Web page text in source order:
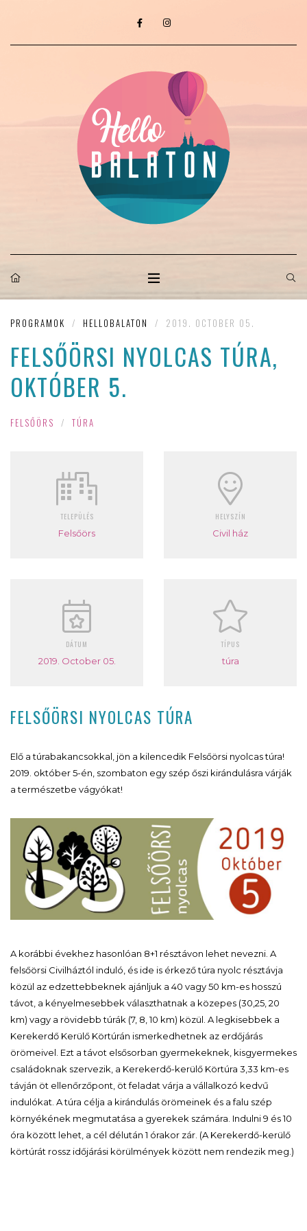
PROGRAMOK / HELLOBALATON / 2019. OCTOBER 05.
FELSŐÖRSI NYOLCAS TÚRA,
OKTÓBER 5.
FELSŐÖRS / TÚRA
TELEPÜLÉS
Felsőörs
HELYSZÍN
Civil ház
DÁTUM
2019. October 05.
TÍPUS
túra
FELSŐÖRSI NYOLCAS TÚRA
Elő a túrabakancsokkal, jön a kilencedik Felsőörsi nyolcas túra!
2019. október 5-én, szombaton egy szép őszi kirándulásra várják
a természetbe vágyókat!
A korábbi évekhez hasonlóan 8+1 résztávon lehet nevezni. A
felsőörsi Civilháztól induló, és ide is érkező túra nyolc résztávja
közül az edzettebbeknek ajánljuk a 40 vagy 50 km-es hosszú
távot, a kényelmesebbek választhatnak a közepes (30,25, 20
km) vagy a rövidebb túrák (7, 8, 10 km) közül. A legkisebbek a
Kerekerdő Kerülő Körtúrán ismerkedhetnek az erdőjárás
örömeivel. Ezt a távot elsősorban gyermekeknek, kisgyermekes
családoknak szervezik, a Kerekerdő-kerülő Körtúra 3,33 km-es
távján öt ellenőrzőpont, öt feladat várja a vállalkozó kedvű
indulókat. A túra célja a kirándulás örömeinek és a falu szép
környékének megmutatása a gyerekek számára. Indulni 9 és 10
óra között lehet, a cél délután 1 órakor zár. (A Kerekerdő-kerülő
körtúrát rossz időjárási körülmények között nem rendezik meg.)